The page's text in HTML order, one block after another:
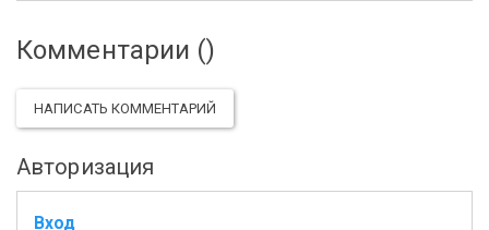
Комментарии ()
НАПИСАТЬ КОММЕНТАРИЙ
Авторизация
Вход